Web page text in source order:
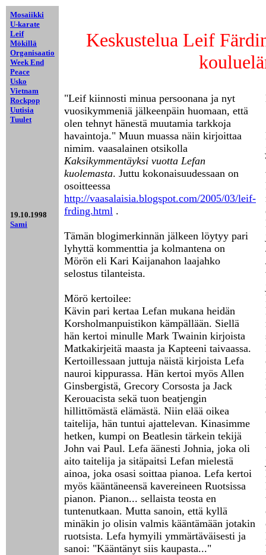
Mosaiikki
U-karate
Leif
Mökillä
Organisaatio
Week End
Peace
Usko
Vietnam
Rockpop
Uutisia
Tuulet
19.10.1998
Sami
Keskustelua Leif
"Leif kiinnosti minua persoonana ja nyt
vuosikymmeniä jälkeenpäin huomaan, että
olen tehnyt hänestä muutamia tarkkoja
havaintoja." Muun muassa näin kirjoittaa
nimim. vaasalainen otsikolla
Kaksikymmentäyksi vuotta Lefan
kuolemasta. Juttu kokonaisuudessaan on
osoitteessa
http://vaasalaisia.blogspot.com/2005/03/leif-
frding.html .
Tämän blogimerkinnän jälkeen löytyy pari
lyhyttä kommenttia ja kolmantena on
Mörön eli Kari Kaijanahon laajahko
selostus tilanteista.
Mörö kertoilee:
Kävin pari kertaa Lefan mukana heidän
Korsholmanpuistikon kämpällään. Siellä
hän kertoi minulle Mark Twainin kirjoista
Matkakirjeitä maasta ja Kapteeni taivaassa.
Kertoillessaan juttuja näistä kirjoista Lefa
nauroi kippurassa. Hän kertoi myös Allen
Ginsbergistä, Grecory Corsosta ja Jack
Kerouacista sekä tuon beatjengin
hillittömästä elämästä. Niin elää oikea
taitelija, hän tuntui ajattelevan. Kinasimme
hetken, kumpi on Beatlesin tärkein tekijä
John vai Paul. Lefa äänesti Johnia, joka oli
aito taitelija ja sitäpaitsi Lefan mielestä
ainoa, joka osasi soittaa pianoa. Lefa kertoi
myös kääntäneensä kavereineen Ruotsissa
pianon. Pianon... sellaista teosta en
tuntenutkaan. Mutta sanoin, että kyllä
minäkin jo olisin valmis kääntämään jotakin
ruotsista. Lefa hymyili ymmärtäväisesti ja
sanoi: "Kääntänyt siis kaupasta..."